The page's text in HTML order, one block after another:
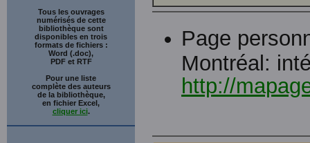
Tous les ouvrages
numérisés de cette
bibliothèque sont
disponibles en trois
formats de fichiers :
Word (.doc),
PDF et RTF
Pour une liste
complète des auteurs
de la bibliothèque,
en fichier Excel,
cliquer ici.
Page
Montréal:
http://